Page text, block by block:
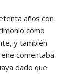
años con
como
y también
comentaba
dado que